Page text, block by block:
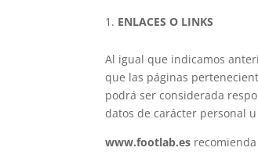
ENLACES O LINKS
Al igual que indicamos
que las páginas
podrá ser considerada
datos de carácter personal
www.footlab.es